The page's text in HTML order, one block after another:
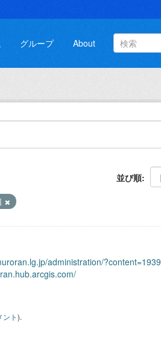
グループ About
並び順
administration/?content=1939
ト).